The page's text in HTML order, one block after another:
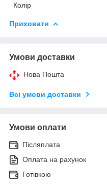
Колір
Приховати
Умови доставки
Нова Пошта
Всі умови доставки
Умови оплати
Післяплата
Оплата на рахунок
Готівкою